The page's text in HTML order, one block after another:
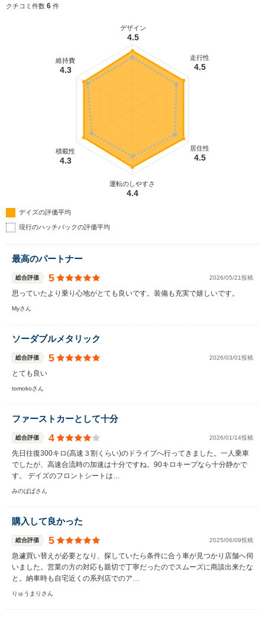
クチコミ件数 6 件
デザイン
4.5
走行性
4.5
居住性
4.5
運転のしやすさ
4.4
積載性
4.3
維持費
4.3
デイズの評価平均
現行のハッチバックの評価平均
最高のパートナー
総合評価 5 2026/05/21投稿
思っていたより乗り心地がとても良いです。装備も充実で嬉しいです。
Myさん
ソーダブルメタリック
総合評価 5 2026/03/01投稿
とても良い
tomokoさん
ファーストカーとして十分
総合評価 4 2026/01/14投稿
先日往復300キロ(高速３割くらい)のドライブへ行ってきました。一人乗車
でしたが、高速合流時の加速は十分ですね。90キロキープなら十分静かで
す。 デイズのフロントシートは…
みのぱぱさん
購入して良かった
総合評価 5 2025/06/09投稿
急遽買い替えが必要となり、探していたら条件に合う車が見つかり店舗へ伺
いました。営業の方の対応も親切で丁寧だったのでスムーズに商談出来たな
と。納車時も自宅近くの系列店でのア…
りゅうまりさん